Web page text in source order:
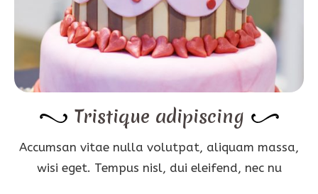
Tristique adipiscing
Accumsan vitae nulla volutpat, aliquam massa,
wisi eget. Tempus nisl, dui eleifend, nec nu